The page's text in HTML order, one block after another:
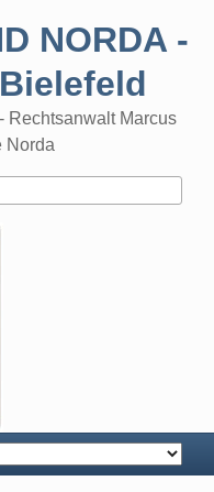
NORDA -
Rechtsanwalt Marcus
Norda